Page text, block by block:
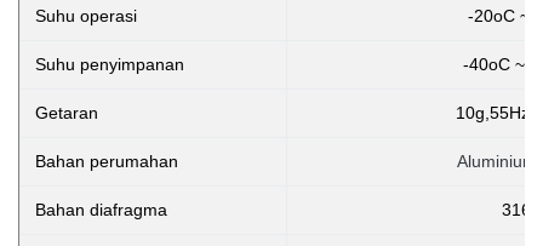
Suhu operasi -20oC ~
Suhu penyimpanan -40oC ~
Getaran 10g,55Hz
Bahan perumahan Aluminium
Bahan diafragma 316L